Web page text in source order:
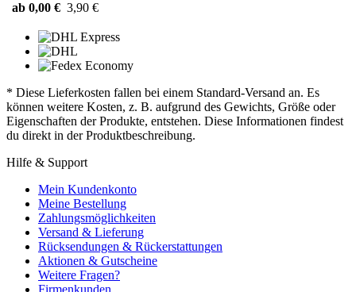
ab 0,00 € 3,90 €
* Diese Lieferkosten fallen bei einem Standard-Versand an. Es
können weitere Kosten, z. B. aufgrund des Gewichts, Größe oder
Eigenschaften der Produkte, entstehen. Diese Informationen findest
du direkt in der Produktbeschreibung.
Hilfe & Support
Mein Kundenkonto
Meine Bestellung
Zahlungsmöglichkeiten
Versand & Lieferung
Rücksendungen & Rückerstattungen
Aktionen & Gutscheine
Weitere Fragen?
Firmenkunden